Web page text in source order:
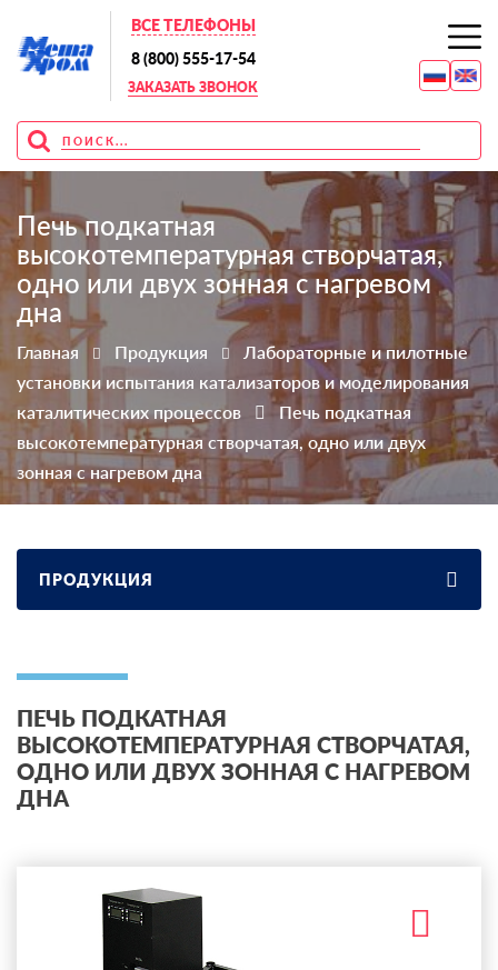
ВСЕ ТЕЛЕФОНЫ
8 (800) 555-17-54
ЗАКАЗАТЬ ЗВОНОК
Печь подкатная
высокотемпературная створчатая,
одно или двух зонная с нагревом
дна
Главная Продукция
Лабораторные и пилотные
установки испытания катализаторов и моделирования
каталитических процессов
Печь подкатная
высокотемпературная створчатая, одно или двух
зонная с нагревом дна
ПРОДУКЦИЯ
ПЕЧЬ ПОДКАТНАЯ
ВЫСОКОТЕМПЕРАТУРНАЯ СТВОРЧАТАЯ,
ОДНО ИЛИ ДВУХ ЗОННАЯ С НАГРЕВОМ
ДНА